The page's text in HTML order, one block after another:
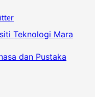
Teknologi Mara
dan Pustaka